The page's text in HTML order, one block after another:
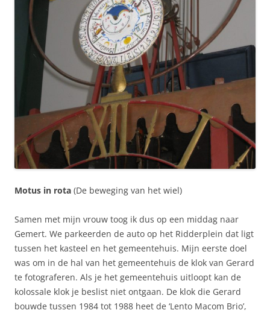
Motus in rota (De beweging van het wiel)
Samen met mijn vrouw toog ik dus op een middag naar
Gemert. We parkeerden de auto op het Ridderplein dat ligt
tussen het kasteel en het gemeentehuis. Mijn eerste doel
was om in de hal van het gemeentehuis de klok van Gerard
te fotograferen. Als je het gemeentehuis uitloopt kan de
kolossale klok je beslist niet ontgaan. De klok die Gerard
bouwde tussen 1984 tot 1988 heet de ‘Lento Macom Brio’,